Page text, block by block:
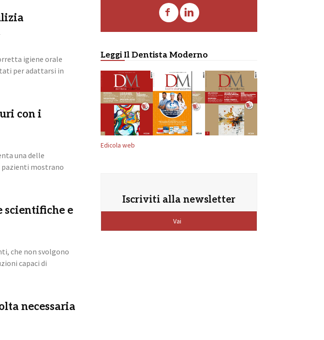
igiene orale
per adattarsi in
con i
una delle
pazienti mostrano
e
che non svolgono
capaci di
necessaria
Leggi Il Dentista Moderno
Edicola web
Iscriviti alla newsletter
Vai